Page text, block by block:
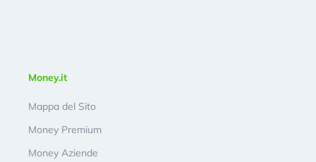
Money.it
Mappa del Sito
Money Premium
Money Aziende